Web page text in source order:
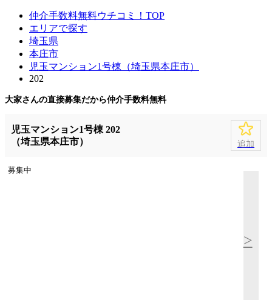
仲介手数料無料ウチコミ！TOP
エリアで探す
埼玉県
本庄市
児玉マンション1号棟（埼玉県本庄市）
202
大家さんの直接募集だから仲介手数料無料
児玉マンション1号棟 202
（埼玉県本庄市）
追加
募集中
>